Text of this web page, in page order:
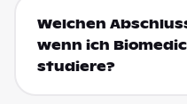
Welchen
wenn ich
studiere?